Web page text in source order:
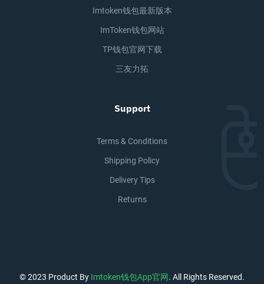
Imtoken钱包最新版本
ImToken钱包网站
TP钱包官网下载
三友力拓
Support
Terms & Conditions
Shipping Policy
Delivery Tips
Returns
© 2023 Product By Imtoken钱包app官网. All Rights Reserved.